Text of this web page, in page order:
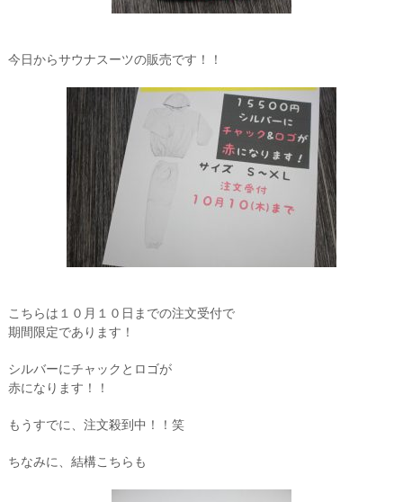
今日からサウナスーツの販売です！！
こちらは１０月１０日までの注文受付で
期間限定であります！
シルバーにチャックとロゴが
赤になります！！
もうすでに、注文殺到中！！笑
ちなみに、結構こちらも